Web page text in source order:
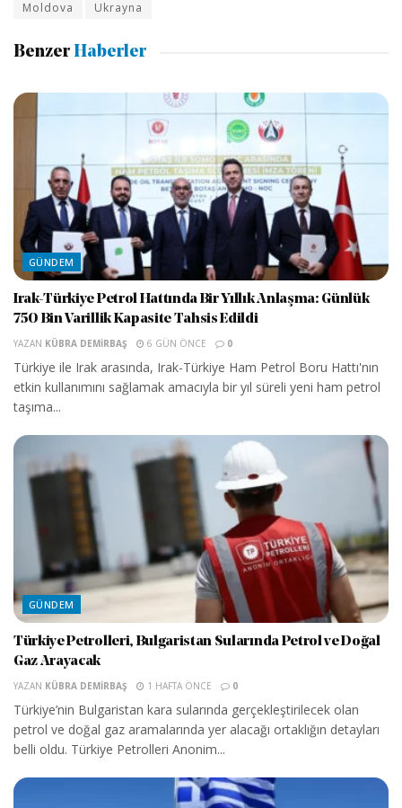
Moldova
Ukrayna
Benzer Haberler
GÜNDEM
Irak-Türkiye Petrol Hattında Bir Yıllık Anlaşma: Günlük
750 Bin Varillik Kapasite Tahsis Edildi
YAZAN KÜBRA DEMIRBAŞ 6 GÜN ÖNCE 0
Türkiye ile Irak arasında, Irak-Türkiye Ham Petrol Boru Hattı'nın
etkin kullanımını sağlamak amacıyla bir yıl süreli yeni ham petrol
taşıma...
GÜNDEM
Türkiye Petrolleri, Bulgaristan Sularında Petrol ve Doğal
Gaz Arayacak
YAZAN KÜBRA DEMIRBAŞ 1 HAFTA ÖNCE 0
Türkiye’nin Bulgaristan kara sularında gerçekleştirilecek olan
petrol ve doğal gaz aramalarında yer alacağı ortaklığın detayları
belli oldu. Türkiye Petrolleri Anonim...